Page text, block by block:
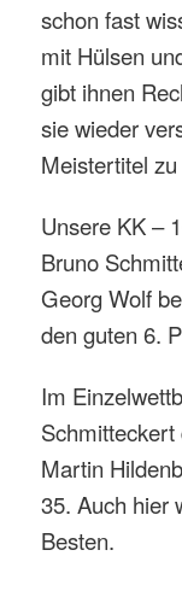
schon fast
mit Hülsen
gibt ihnen
sie wieder
Meistertitel
Unsere KK –
Bruno
Georg Wolf
den guten 6.
Im
Martin
35. Auch hier
Besten.